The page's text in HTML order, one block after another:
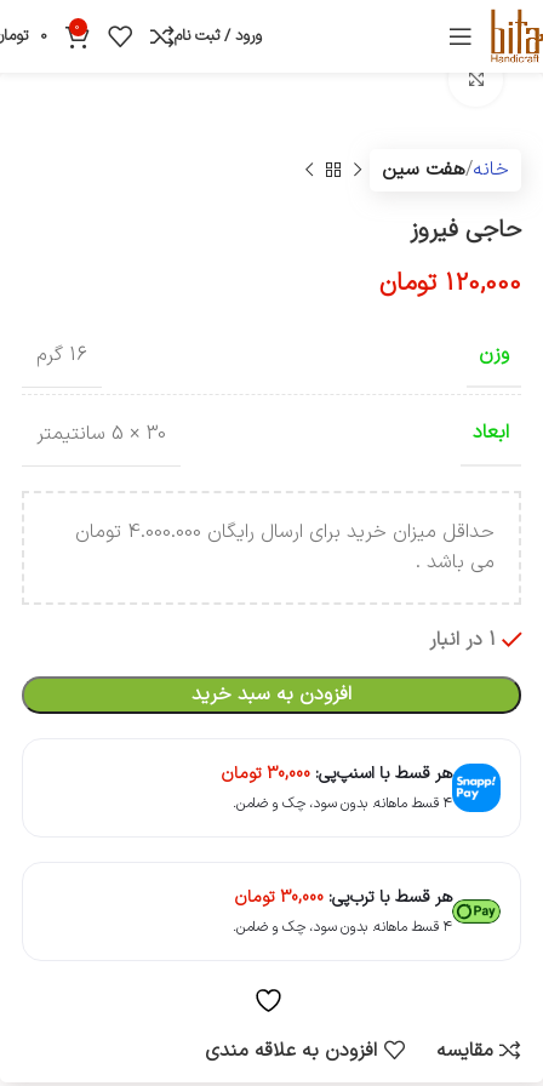
ورود / ثبت نام 0
0
خانه هفت سین
حاجی فیروز
120,000 تومان
وزن 16 گرم
ابعاد 30 × 5 سانتیمتر
حداقل میزان خرید برای ارسال رایگان 4.000.000 تومان
می باشد .
1 در انبار
افزودن به سبد خرید
هر قسط با اسنپ‌پی: 30,000تومان
۴ قسط ماهانه. بدون سود، چک و ضامن.
هر قسط با ترب‌پی: 30,000تومان
۴ قسط ماهانه. بدون سود، چک و ضامن.
مقایسه افزودن به علاقه مندی